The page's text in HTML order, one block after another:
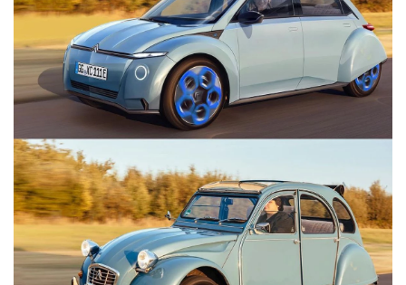
18 عکس از زیبایی خودرو KMC J7 که باید ببینید